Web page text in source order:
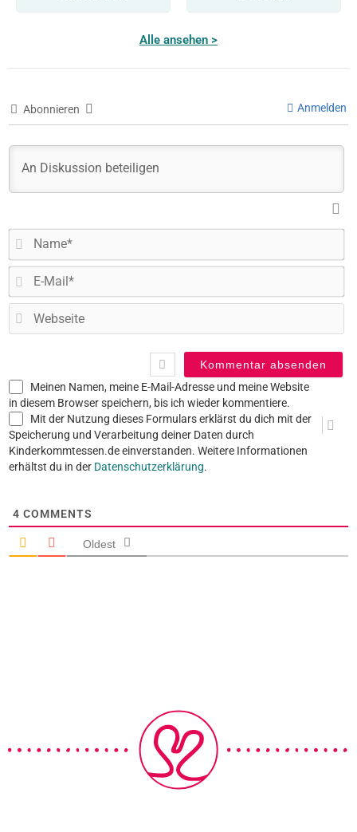
Alle ansehen >
Abonnieren Anmelden
E-
Meinen Namen, meine E-Mail-Adresse und meine Website
in diesem Browser speichern, bis ich wieder kommentiere.
Mit der Nutzung dieses Formulars erklärst du dich mit der
Speicherung und Verarbeitung deiner Daten durch
Kinderkommtessen.de einverstanden. Weitere Informationen
erhältst du in der Datenschutzerklärung.
4 COMMENTS
Oldest